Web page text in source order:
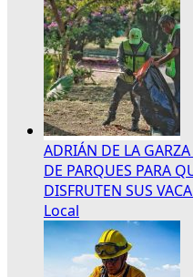
ADRIÁN DE LA
DE PARQUES PARA
DISFRUTEN SUS
Local